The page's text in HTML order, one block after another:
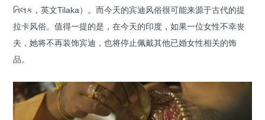
તિલક，英文Tilaka）。而今天的宾迪风俗很可能来源于古代的提
拉卡风俗。值得一提的是，在今天的印度，如果一位女性不幸丧
夫，她将不再装饰宾迪，也将停止佩戴其他已婚女性相关的饰
品。